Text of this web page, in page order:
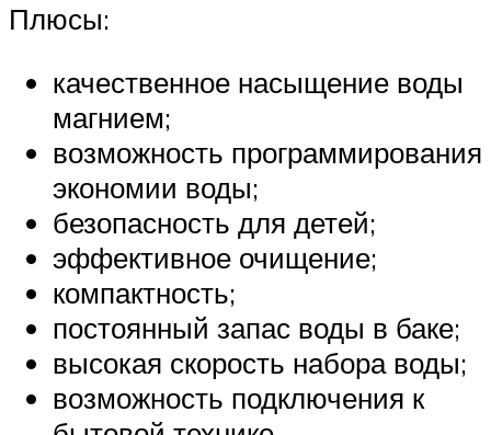
Плюсы:
качественное насыщение воды
магнием;
возможность программирования
экономии воды;
безопасность для детей;
эффективное очищение;
компактность;
постоянный запас воды в баке;
высокая скорость набора воды;
возможность подключения к